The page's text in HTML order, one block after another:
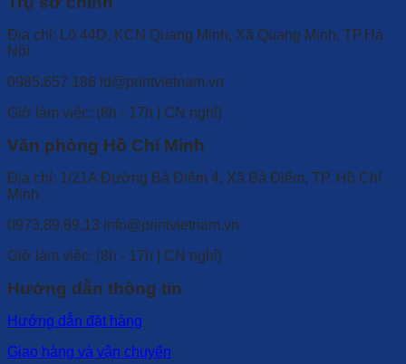
Địa chỉ: Lô 44D, KCN Quang Minh, Xã Quang Minh, TP.Hà
Nội
0985.657.186 ld@printvietnam.vn
​Giờ làm việc: (8h - 17h | CN nghỉ)
Văn phòng Hồ Chí Minh
Địa chỉ: 1/21A Đường Bà Điểm 4, Xã Bà Điểm, TP. Hồ Chí
Minh
0973.89.89.13 info@printvietnam.vn
​Giờ làm việc: (8h - 17h | CN nghỉ)
Hướng dẫn thông tin
Hướng dẫn đặt hàng
Giao hàng và vận chuyển